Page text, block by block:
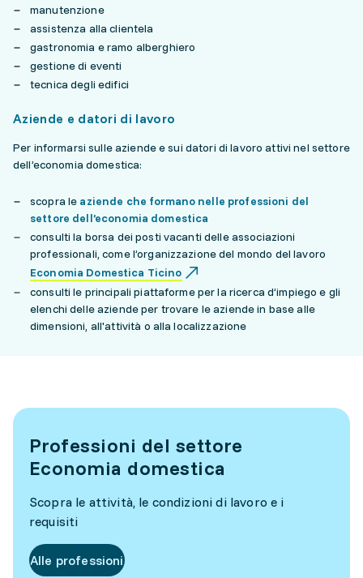
manutenzione
assistenza alla clientela
gastronomia e ramo alberghiero
gestione di eventi
tecnica degli edifici
Aziende e datori di lavoro
Per informarsi sulle aziende e sui datori di lavoro attivi nel settore
dell’economia domestica:
scopra le aziende che formano nelle professioni del
settore dell’economia domestica
consulti la borsa dei posti vacanti delle associazioni
professionali, come l’organizzazione del mondo del lavoro
Economia Domestica Ticino
consulti le principali piattaforme per la ricerca d’impiego e gli
elenchi delle aziende per trovare le aziende in base alle
dimensioni, all'attività o alla localizzazione
Professioni del settore
Economia domestica
Scopra le attività, le condizioni di lavoro e i
requisiti
Alle professioni